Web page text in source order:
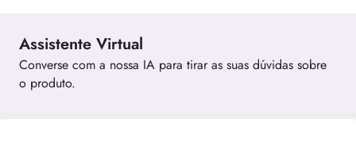
Assistente Virtual
Converse com a nossa IA para tirar as suas dúvidas sobre
o produto.